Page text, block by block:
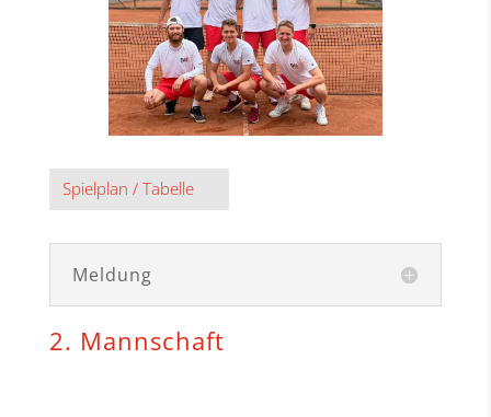
Spielplan / Tabelle
Meldung
2. Mannschaft